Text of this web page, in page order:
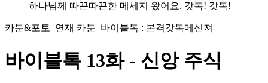
하나님께 따끈따끈한 메세지 왔어요. 갓톡! 갓톡!
카툰&포토_연재 카툰_바이블톡 : 본격갓톡메신져
바이블톡 13화 - 신앙 주식